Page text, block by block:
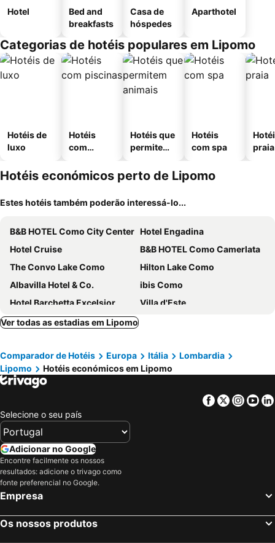
Hotel
Bed and
breakfasts
Casa de
hóspedes
Aparthotel
Categorias de hotéis populares em Lipomo
Hotéis de
luxo
Hotéis
com
Hotéis que
permitem
Hotéis
com spa
praia
Hotéis económicos perto de Lipomo
Estes hotéis também poderão interessá-lo...
B&B HOTEL Como City Center Hotel Engadina
Hotel Cruise
B&B HOTEL Como Camerlata
The Convo Lake Como
Hilton Lake Como
Albavilla Hotel & Co.
ibis Como
Hotel Barchetta Excelsior
Villa d'Este
B&B HOTEL Como Baradello
Sheraton Lake Como Hotel
Hotel Delle Fiere
Hotel Como
Park Hotel Meuble
Just Hotel Lomazzo Fiera
B&B HOTEL Habitat Giussano
Hotel Corte Santa Libera
Hotel Leonardo da Vinci
Hotel Borgovico
Hotel La Peonía
Hotel Villa Flori
Villa San Fedele
Como Hills
Hotel Centrale
Ver todas as estadias em Lipomo
Comparador de Hotéis Europa Itália
Lombardia
Lipomo
Hotéis económicos em Lipomo
Facebook
Twitter
Selecione o seu país
Adicionar no Google
Encontre facilmente os nossos
resultados: adicione o trivago como
fonte preferencial no Google.
Empresa
Os nossos produtos